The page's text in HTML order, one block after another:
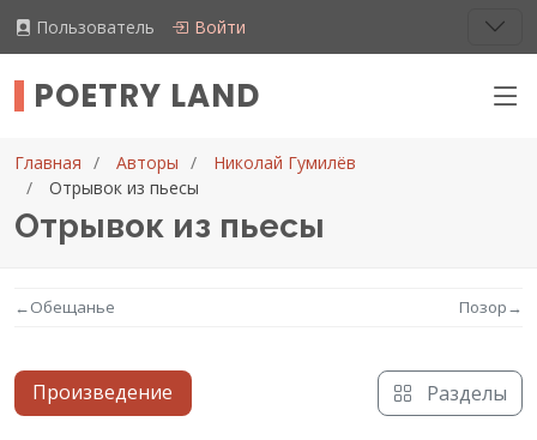
Пользователь Войти
POETRY LAND
Главная Авторы
Николай Гумилёв
Отрывок из пьесы
Отрывок из пьесы
←Обещанье Позор→
Произведение Разделы